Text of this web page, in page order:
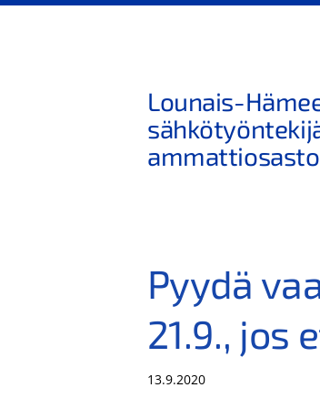
Lounais-
Pyydä
21.9., jos
13.9.2020